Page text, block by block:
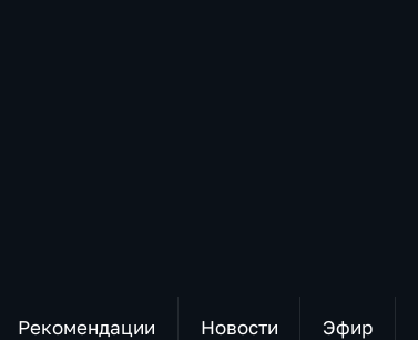
Рекомендации Новости Эфир